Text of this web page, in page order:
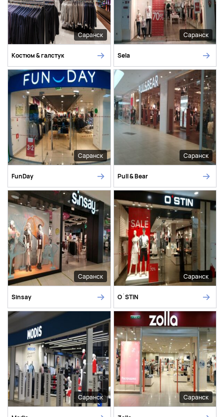
Саранск
Костюм & галстук
Саранск
Sela
Саранск
FunDay
Саранск
Pull & Bear
Саранск
Sinsay
Саранск
O`STIN
Саранск Саранск